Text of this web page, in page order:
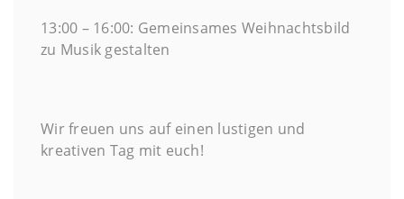
13:00 – 16:00: Gemeinsames Weihnachtsbild
zu Musik gestalten
Wir freuen uns auf einen lustigen und
kreativen Tag mit euch!